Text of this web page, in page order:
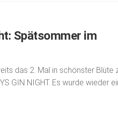
Spätsommer im
das 2. Mal in schönster Blüte
GIN NIGHT. Es wurde wieder